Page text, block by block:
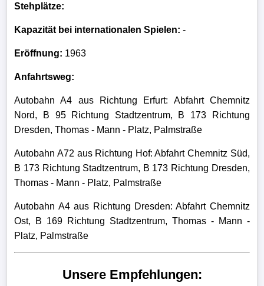
Stehplätze:
Kapazität bei internationalen Spielen: -
Eröffnung: 1963
Anfahrtsweg:
Autobahn A4 aus Richtung Erfurt: Abfahrt Chemnitz
Nord, B 95 Richtung Stadtzentrum, B 173 Richtung
Dresden, Thomas - Mann - Platz, Palmstraße
Autobahn A72 aus Richtung Hof: Abfahrt Chemnitz Süd,
B 173 Richtung Stadtzentrum, B 173 Richtung Dresden,
Thomas - Mann - Platz, Palmstraße
Autobahn A4 aus Richtung Dresden: Abfahrt Chemnitz
Ost, B 169 Richtung Stadtzentrum, Thomas - Mann -
Platz, Palmstraße
Unsere Empfehlungen: